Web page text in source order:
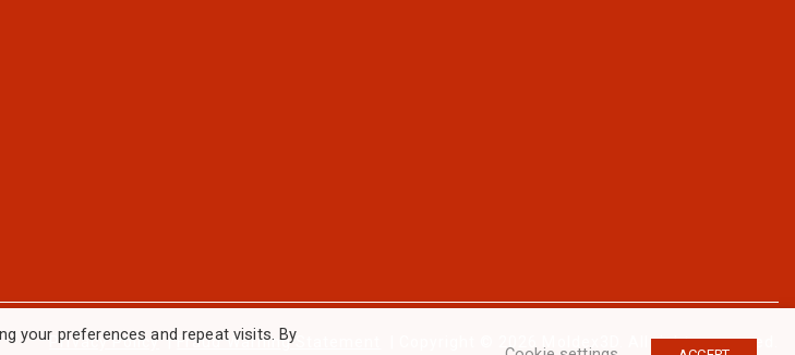
Privacy Policy| Fraud Warning Statement | Copyright © 2026 Moldex3D. All rights reserved.
your preferences and repeat visits. By